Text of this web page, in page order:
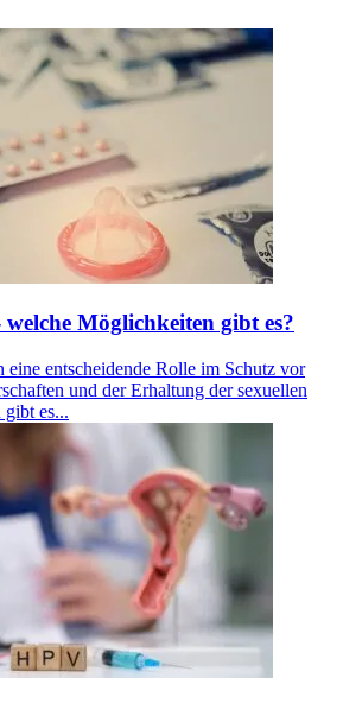
Möglichkeiten gibt es?
eine entscheidende Rolle im Schutz vor
und der Erhaltung der sexuellen
es...